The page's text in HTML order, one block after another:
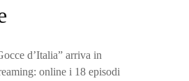
d’Italia” arriva in
online i 18 episodi